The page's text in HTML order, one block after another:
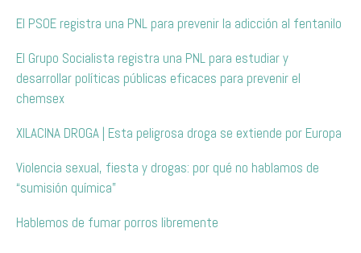
El PSOE registra una PNL para prevenir la adicción al fentanilo
El Grupo Socialista registra una PNL para estudiar y
desarrollar políticas públicas eficaces para prevenir el
chemsex
XILACINA DROGA | Esta peligrosa droga se extiende por Europa
Violencia sexual, fiesta y drogas: por qué no hablamos de
“sumisión química”
Hablemos de fumar porros libremente